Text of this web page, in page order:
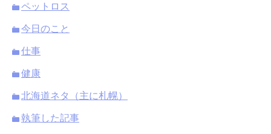
ペットロス
今日のこと
仕事
健康
北海道ネタ（主に札幌）
執筆した記事